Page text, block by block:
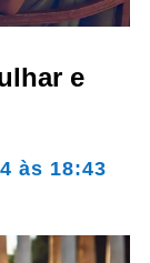
e
às 18:43